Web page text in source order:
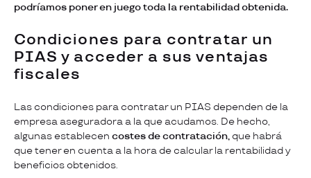
podríamos poner en juego toda la rentabilidad obtenida.
Condiciones para contratar un
PIAS y acceder a sus ventajas
fiscales
Las condiciones para contratar un PIAS dependen de la
empresa aseguradora a la que acudamos. De hecho,
algunas establecen costes de contratación, que habrá
que tener en cuenta a la hora de calcular la rentabilidad y
beneficios obtenidos.